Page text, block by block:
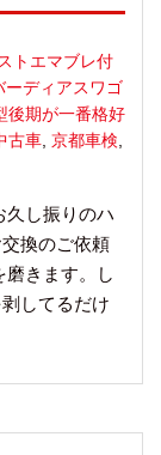
トエマブレ付
ーディアスワゴ
後期が一番格好
古車, 京都車検,
久し振りのハ
換のご依頼
磨きます。し
してるだけ